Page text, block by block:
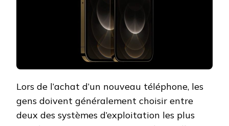
Lors de l’achat d’un nouveau téléphone, les
gens doivent généralement choisir entre
deux des systèmes d’exploitation les plus